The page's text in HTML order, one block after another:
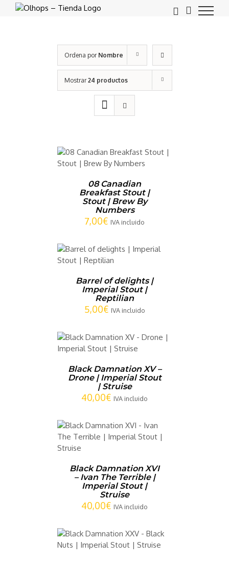
Saltar
Ordena por Nombre
Mostrar24 productos
08 Canadian
Breakfast Stout |
Stout | Brew By
Numbers
7,00€ IVA incluido
Barrel of delights |
Imperial Stout |
Reptilian
5,00€ IVA incluido
Black Damnation XV –
Drone | Imperial Stout
| Struise
40,00€ IVA incluido
Black Damnation XVI
– Ivan The Terrible |
Imperial Stout |
Struise
40,00€ IVA incluido